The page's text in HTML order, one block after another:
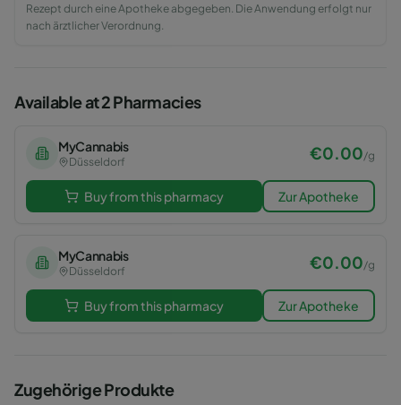
Rezept durch eine Apotheke abgegeben. Die Anwendung erfolgt nur
nach ärztlicher Verordnung.
Available at 2 Pharmacies
MyCannabis
Düsseldorf €0.00/g
Buy from this pharmacy Zur Apotheke
MyCannabis
Düsseldorf €0.00/g
Buy from this pharmacy Zur Apotheke
Zugehörige Produkte